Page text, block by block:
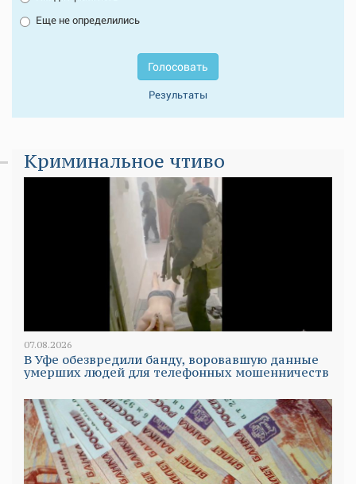
Еще не определились
Голосовать
Результаты
Криминальное чтиво
07.08.2026
В Уфе обезвредили банду, воровавшую данные
умерших людей для телефонных мошенничеств